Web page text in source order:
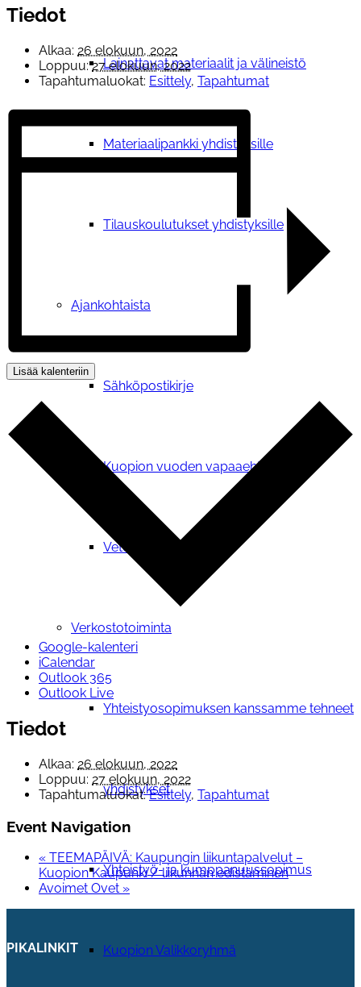
Lainattavat materiaalit ja välineistö
Materiaalipankki yhdistyksille
Tilauskoulutukset yhdistyksille
Ajankohtaista
Sähköpostikirje
Kuopion vuoden vapaaehtoisteko
Vetoomus
Verkostotoiminta
Yhteistyosopimuksen kanssamme tehneet
yhdistykset
Yhteistyö- ja kumppanuussopimus
Kuopion Valikkoryhmä
Tiedot
Alkaa: 26 elokuun, 2022
Loppuu: 27 elokuun, 2022
Tapahtumaluokat: Esittely, Tapahtumat
Lisää kalenteriin
Google-kalenteri
iCalendar
Outlook 365
Outlook Live
Tiedot
Alkaa: 26 elokuun, 2022
Loppuu: 27 elokuun, 2022
Tapahtumaluokat: Esittely, Tapahtumat
Event Navigation
« TEEMAPÄIVÄ: Kaupungin liikuntapalvelut –
Kuopion Kaupunki / liikunnan edistäminen
Avoimet Ovet »
PIKALINKIT